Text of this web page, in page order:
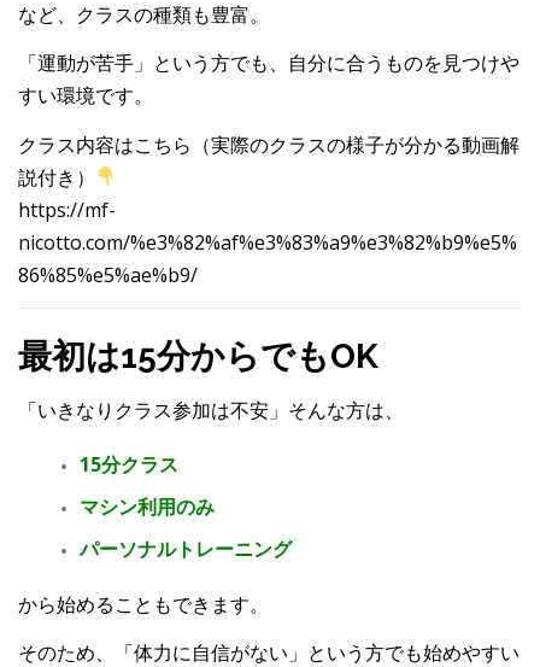
など、クラスの種類も豊富。
「運動が苦手」という方でも、自分に合うものを見つけや
すい環境です。
クラス内容はこちら（実際のクラスの様子が分かる動画解
説付き）
https://mf-
nicotto.com/%e3%82%af%e3%83%a9%e3%82%b9%e5%
86%85%e5%ae%b9/
最初は15分からでもOK
「いきなりクラス参加は不安」 そんな方は、
15分クラス
マシン利用のみ
パーソナルトレーニング
から始めることもできます。
そのため、
「体力に自信がない」 という方でも始めやすい